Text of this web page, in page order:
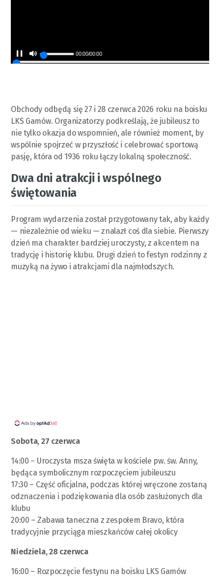
00:00/00:00
Obchody odbędą się 27 i 28 czerwca 2026 roku na boisku
LKS Gamów. Organizatorzy podkreślają, że jubileusz to
nie tylko okazja do wspomnień, ale również moment, by
wspólnie spojrzeć w przyszłość i celebrować sportową
pasję, która od 1936 roku łączy lokalną społeczność.
Dwa dni atrakcji i wspólnego
świętowania
Program wydarzenia został przygotowany tak, aby każdy
— niezależnie od wieku — znalazł coś dla siebie. Pierwszy
dzień ma charakter bardziej uroczysty, z akcentem na
tradycję i historię klubu. Drugi dzień to festyn rodzinny z
muzyką na żywo i atrakcjami dla najmłodszych.
Sobota, 27 czerwca
14:00 – Uroczysta msza święta w kościele pw. św. Anny,
będąca symbolicznym rozpoczęciem jubileuszu
17:30 – Część oficjalna, podczas której wręczone zostaną
odznaczenia i podziękowania dla osób zasłużonych dla
klubu
20:00 – Zabawa taneczna z zespołem Bravo, która
tradycyjnie przyciąga mieszkańców całej okolicy
Niedziela, 28 czerwca
16:00 – Rozpoczęcie festynu na boisku LKS Gamów